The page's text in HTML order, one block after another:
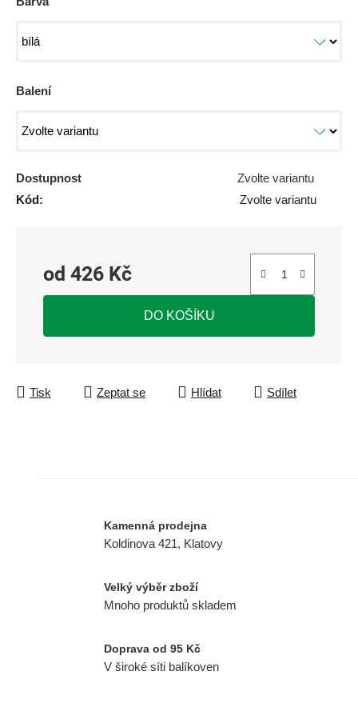
Balení
Dostupnost
Zvolte variantu
Kód:
Zvolte variantu
od 426 Kč
Měrná cena:
DO KOŠÍKU
Tisk Zeptat se Hlídat Sdílet
Kamenná prodejna
Koldinova 421, Klatovy
Velký výběr zboží
Mnoho produktů skladem
Doprava od 95 Kč
V široké síti balíkoven